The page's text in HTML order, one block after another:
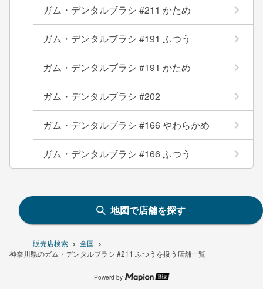
販売店検索
全国
神奈川県のガム・デンタルブラシ #211 ふつうを扱う店舗一覧
ガム・デンタルブラシ #211 かため
ガム・デンタルブラシ #191 ふつう
ガム・デンタルブラシ #191 かため
ガム・デンタルブラシ #202
ガム・デンタルブラシ #166 やわらかめ
ガム・デンタルブラシ #166 ふつう
地図で店舗を探す
Powerd by